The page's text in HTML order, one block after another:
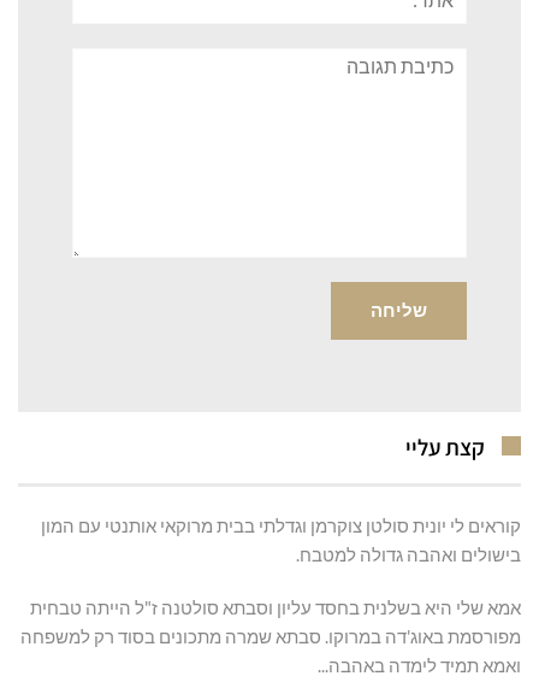
קצת עליי
קוראים לי יונית סולטן צוקרמן וגדלתי בבית מרוקאי אותנטי עם המון
בישולים ואהבה גדולה למטבח.
אמא שלי היא בשלנית בחסד עליון וסבתא סולטנה ז"ל הייתה טבחית
מפורסמת באוג'דה במרוקו. סבתא שמרה מתכונים בסוד רק למשפחה
ואמא תמיד לימדה באהבה...